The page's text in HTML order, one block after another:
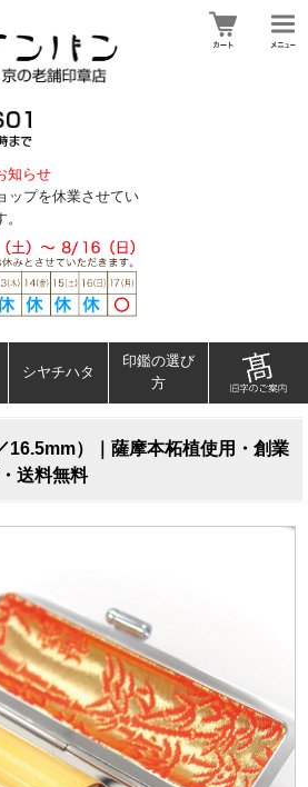
知らせ
ップを休業させてい
シヤチハタ
印鑑の選び
方
16.5mm）｜薩摩本柘植使用・創業
送料無料